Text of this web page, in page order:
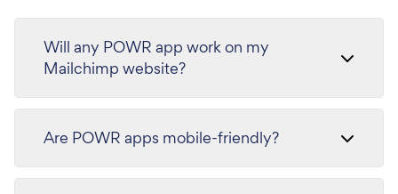
Will any POWR app work on my
Mailchimp website?
Are POWR apps mobile-friendly?